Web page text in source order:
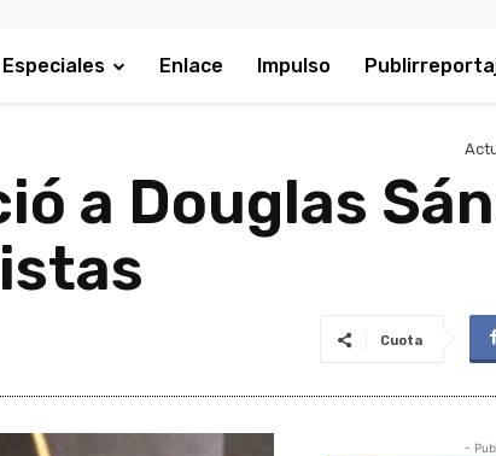
Especiales Enlace Impulso
a Douglas
Cuota
-